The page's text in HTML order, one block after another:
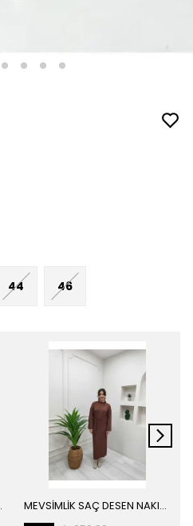
44 46
MEVSİMLİK SAÇ DESEN NAKIŞ DETAY ELBİSE